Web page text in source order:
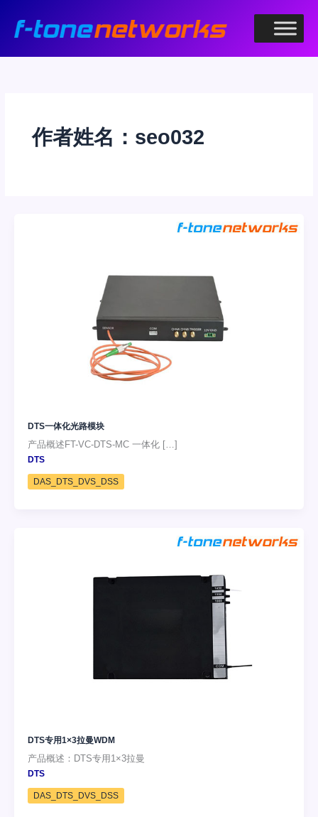
作者姓名：seo032
DTS一体化光路模块
产品概述FT-VC-DTS-MC 一体化 […]
DTS
DAS_DTS_DVS_DSS
DTS专用1×3拉曼WDM
产品概述：DTS专用1×3拉曼
DTS
DAS_DTS_DVS_DSS